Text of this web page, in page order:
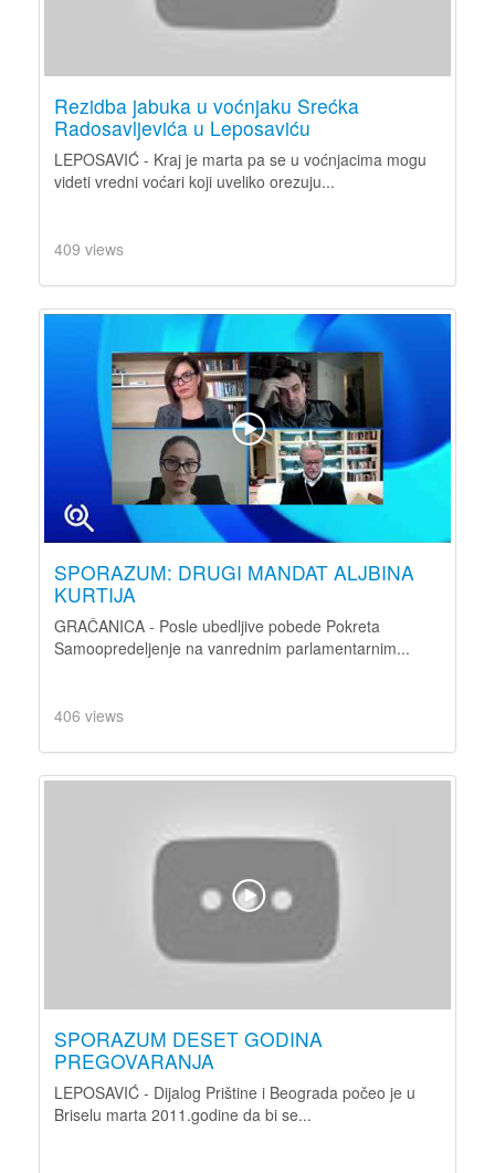
Rezidba jabuka u voćnjaku Srećka
Radosavljevića u Leposaviću
LEPOSAVIĆ - Kraj je marta pa se u voćnjacima mogu
videti vredni voćari koji uveliko orezuju...
409 views
SPORAZUM: DRUGI MANDAT ALJBINA
KURTIJA
GRAČANICA - Posle ubedljive pobede Pokreta
Samoopredeljenje na vanrednim parlamentarnim...
406 views
SPORAZUM DESET GODINA
PREGOVARANJA
LEPOSAVIĆ - Dijalog Prištine i Beograda počeo je u
Briselu marta 2011.godine da bi se...